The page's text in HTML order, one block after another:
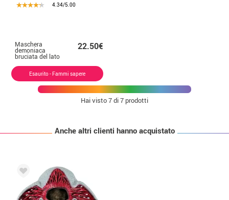
4.34/5.00
Maschera
demoniaca
bruciata del lato
22.50€
Esaurito - Fammi sapere
Hai visto7di 7 prodotti
Anche altri clienti hanno acquistato